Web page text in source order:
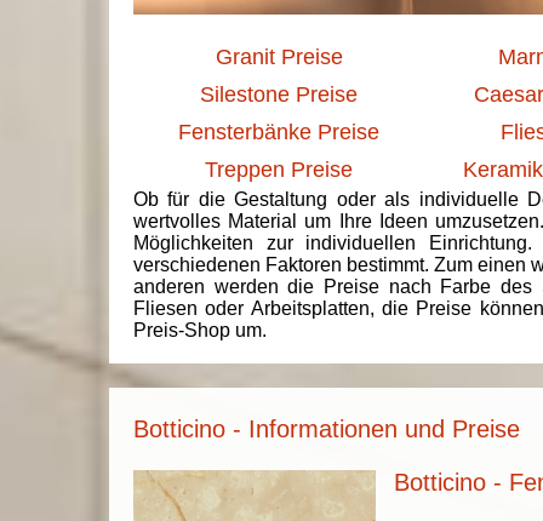
Granit Preise
Silestone Preise
Fensterbänke Preise
Treppen Preise
Ob für die Gestaltung oder als individuelle
wertvolles Material um Ihre Ideen
Möglichkeiten zur individuellen
verschiedenen Faktoren bestimmt. Zum einen
anderen werden die Preise nach Farbe des
Fliesen oder Arbeitsplatten, die Preise
Preis-Shop um.
Botticino - Informationen und Preise
Botticino -